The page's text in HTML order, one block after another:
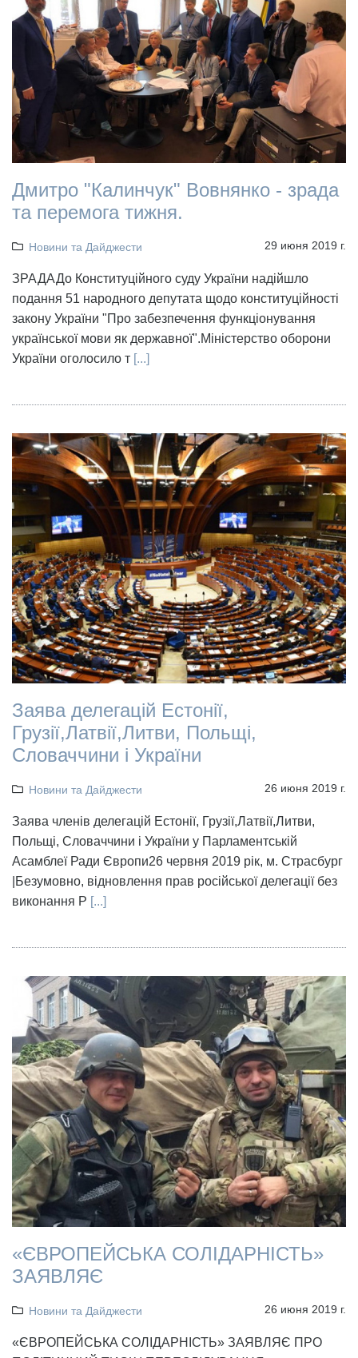
Дмитро "Калинчук" Вовнянко - зрада
та перемога тижня.
Новини та Дайджести 29 июня 2019 г.
ЗРАДАДо Конституційного суду України надійшло
подання 51 народного депутата щодо конституційності
закону України "Про забезпечення функціонування
української мови як державної".Міністерство оборони
України оголосило т [...]
Заява делегацій Естонії,
Грузії,Латвії,Литви, Польщі,
Словаччини і України
Новини та Дайджести 26 июня 2019 г.
Заява членів делегацій Естонії, Грузії,Латвії,Литви,
Польщі, Словаччини і України у Парламентській
Асамблеї Ради Європи26 червня 2019 рік, м. Страсбург
|Безумовно, відновлення прав російської делегації без
виконання Р [...]
«ЄВРОПЕЙСЬКА СОЛІДАРНІСТЬ»
ЗАЯВЛЯЄ
Новини та Дайджести 26 июня 2019 г.
«ЄВРОПЕЙСЬКА СОЛІДАРНІСТЬ» ЗАЯВЛЯЄ ПРО